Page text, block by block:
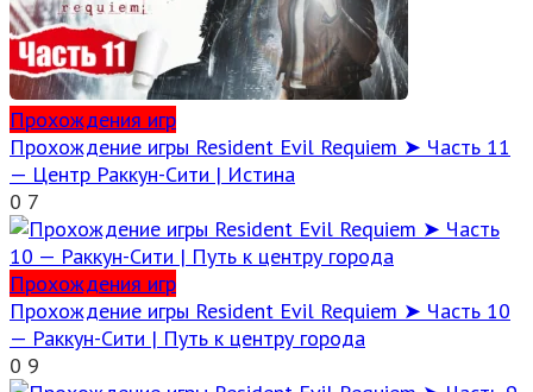
Прохождения игр
Прохождение игры Resident Evil Requiem ➤ Часть 11
— Центр Раккун-Сити | Истина
0 7
Прохождения игр
Прохождение игры Resident Evil Requiem ➤ Часть 10
— Раккун-Сити | Путь к центру города
0 9